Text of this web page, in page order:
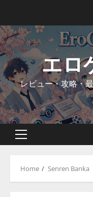
content
エロ
レビュー・攻略・
Primary
Home Senren Banka